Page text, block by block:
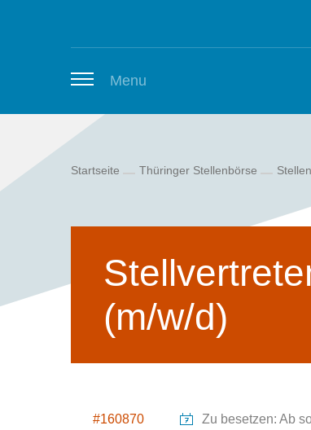
Menu
Thüringer Stellenbörse
Newsletter
Startseite Thüringer Stellenbörse
(m/w/d)
#160870 Zu besetzen: Ab